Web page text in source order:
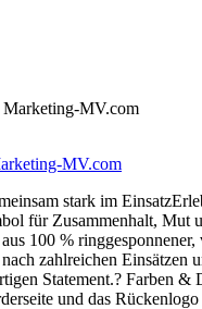
MV.com
stark im
für Zusammenhalt, Mut
100 %
zahlreichen
Statement.? Farben
und das